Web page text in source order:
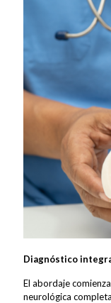
Diagnóstico
El abordaje
neurológica